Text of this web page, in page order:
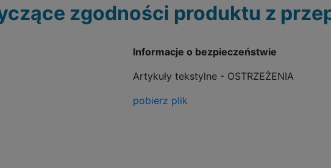
zgodności produktu z
Informacje o bezpieczeństwie
Artykuły tekstylne - OSTRZEŻENIA
pobierz plik